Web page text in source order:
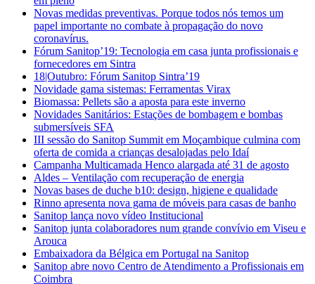
Novas medidas preventivas. Porque todos nós temos um
papel importante no combate à propagação do novo
coronavírus.
Fórum Sanitop’19: Tecnologia em casa junta profissionais e
fornecedores em Sintra
18|Outubro: Fórum Sanitop Sintra’19
Novidade gama sistemas: Ferramentas Virax
Biomassa: Pellets são a aposta para este inverno
Novidades Sanitários: Estações de bombagem e bombas
submersíveis SFA
III sessão do Sanitop Summit em Moçambique culmina com
oferta de comida a crianças desalojadas pelo Idaí
Campanha Multicamada Henco alargada até 31 de agosto
Aldes – Ventilação com recuperação de energia
Novas bases de duche b10: design, higiene e qualidade
Rinno apresenta nova gama de móveis para casas de banho
Sanitop lança novo vídeo Institucional
Sanitop junta colaboradores num grande convívio em Viseu e
Arouca
Embaixadora da Bélgica em Portugal na Sanitop
Sanitop abre novo Centro de Atendimento a Profissionais em
Coimbra